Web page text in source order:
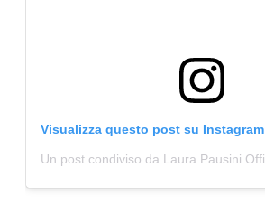
Visualizza questo post su Instagram